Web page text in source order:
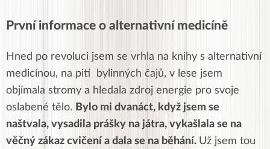
První informace o alternativní medicíně
Hned po revoluci jsem se vrhla na knihy s alternativní
medicínou, na pití bylinných čajů, v lese jsem
objímala stromy a hledala zdroj energie pro svoje
oslabené tělo. Bylo mi dvanáct, když jsem se
naštvala, vysadila prášky na játra, vykašlala se na
věčný zákaz cvičení a dala se na běhání. Už jsem tou